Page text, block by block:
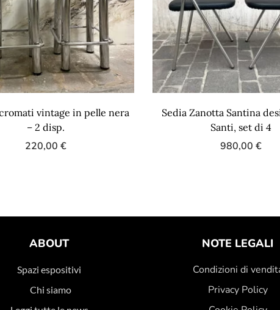
vintage in pelle nera
– 2 disp.
220,00 €
Sedia Zanotta Santina
Santi, set di 4
980,00 €
ABOUT
Spazi espositivi
Chi siamo
NOTE LEGALI
Condizioni di
Privacy Policy